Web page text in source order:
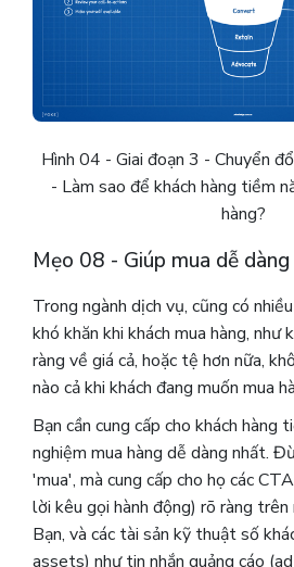
Hình 04 - Giai đoạn 3 - Chuyển
- Làm sao để khách hàng tiềm
hàng?
Mẹo 08 - Giúp mua dễ dàng
Trong ngành dịch vụ, cũng có
khó khăn khi khách mua hàng, như
ràng về giá cả, hoặc tệ hơn nữa,
nào cả khi khách đang muốn mua
Bạn cần cung cấp cho khách hàng
nghiệm mua hàng dễ dàng nhất.
'mua', mà cung cấp cho họ các
lời kêu gọi hành động) rõ ràng
Bạn, và các tài sản kỹ thuật số
assets) như tin nhắn quảng cáo